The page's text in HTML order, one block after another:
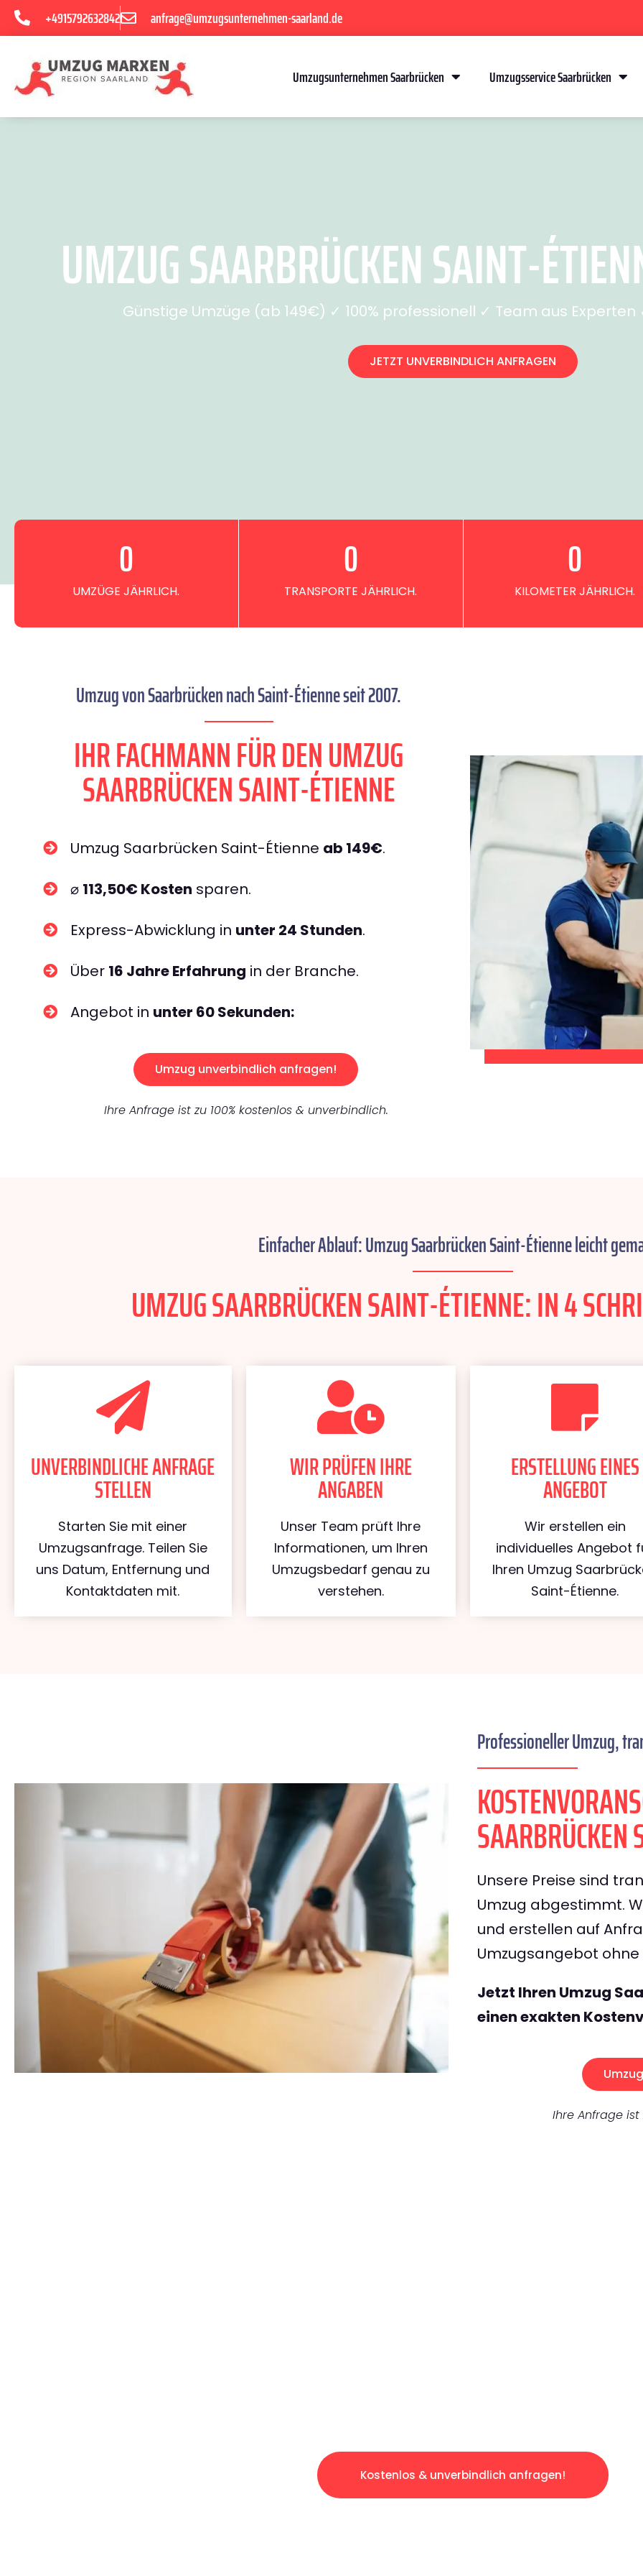
+4915792632842 anfrage@umzugsunternehmen-saarland.de
Umzugsunternehmen Saarbrücken Umzugsservice Saarbrücken
UMZUG SAARBRÜCKEN SAINT-
Günstige Umzüge (ab 149€) ✓ 100% professionell ✓ Team aus
JETZT UNVERBINDLICH ANFRAGEN
UMZÜGE JÄHRLICH.
0
TRANSPORTE JÄHRLICH.
0
KILOMETER JÄHRLICH.
0
Umzug von Saarbrücken nach Saint-Étienne seit 2007.
IHR FACHMANN FÜR DEN UMZUG
SAARBRÜCKEN SAINT-ÉTIENNE
Umzug Saarbrücken Saint-Étienne ab 149€.
⌀ 113,50€ Kosten sparen.
Express-Abwicklung in unter 24 Stunden.
Über 16 Jahre Erfahrung in der Branche.
Angebot in unter 60 Sekunden:
Umzug unverbindlich anfragen!
Ihre Anfrage ist zu 100% kostenlos & unverbindlich.
Einfacher Ablauf: Umzug Saarbrücken Saint-Étienne leicht
UMZUG SAARBRÜCKEN SAINT-ÉTIENNE: IN 4
UNVERBINDLICHE ANFRAGE
STELLEN
Starten Sie mit einer
Umzugsanfrage. Teilen Sie
uns Datum, Entfernung und
Kontaktdaten mit.
WIR PRÜFEN IHRE
ANGABEN
Unser Team prüft Ihre
Informationen, um Ihren
Umzugsbedarf genau zu
verstehen.
ERSTELLUNG EINES
ANGEBOT
Wir erstellen ein
individuelles Angebot
Ihren Umzug
Saint-Étienne.
Professioneller Umzug,
Unsere Preise sind
Umzug abgestimmt.
und erstellen auf
Umzugsangebot
Jetzt Ihren Umzug
einen exakten
Ihre Anfrage ist
Kostenlos & unverbindlich anfragen!